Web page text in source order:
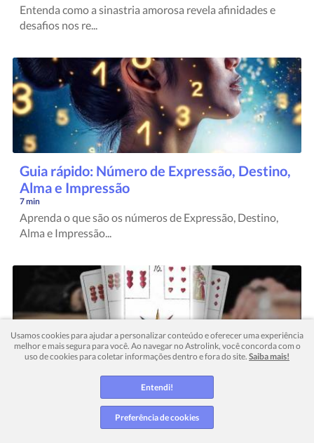
Entenda como a sinastria amorosa revela afinidades e
desafios nos re...
Guia rápido: Número de Expressão, Destino,
Alma e Impressão
7 min
Aprenda o que são os números de Expressão, Destino,
Alma e Impressão...
Carta 16 do Baralho Cigano: As Estrelas
Entenda o significado da carta As Estrelas no Baralho
Usamos cookies para ajudar a personalizar conteúdo e oferecer uma experiência
melhor e mais segura para você. Ao navegar no Astrolink, você concorda com o
uso de cookies para coletar informações dentro e fora do site. Saiba mais!
Entendi!
Preferência de cookies